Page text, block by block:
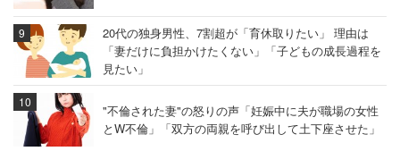
20代の独身男性、7割超が「育休取りたい」 理由は
「妻だけに負担かけたくない」「子どもの成長過程を
見たい」
"不倫された妻"の怒りの声「妊娠中に夫が職場の女性
とW不倫」「双方の両親を呼び出して土下座させた」